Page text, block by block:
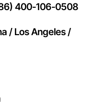
400-106-0508
/ Los Angeles /